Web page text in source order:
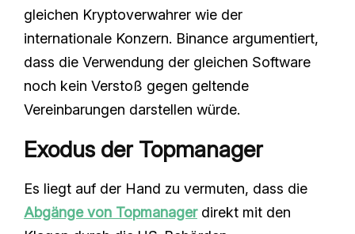
gleichen Kryptoverwahrer wie der
internationale Konzern. Binance argumentiert,
dass die Verwendung der gleichen Software
noch kein Verstoß gegen geltende
Vereinbarungen darstellen würde.
Exodus der Topmanager
Es liegt auf der Hand zu vermuten, dass die
Abgänge von Topmanagerdirekt mit den